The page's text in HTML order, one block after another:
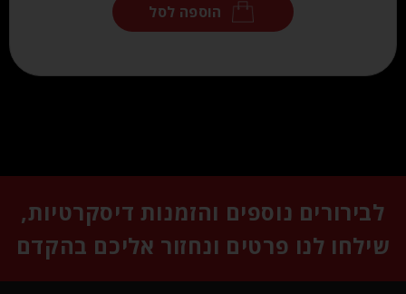
הוספה לסל
לבירורים נוספים והזמנות דיסקרטיות,
שילחו לנו פרטים ונחזור אליכם בהקדם